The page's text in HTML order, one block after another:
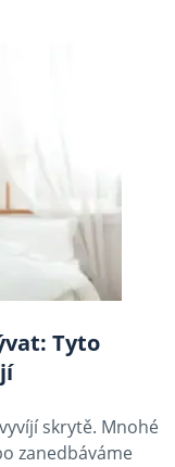
Tyto
skrytě. Mnohé
zanedbáváme